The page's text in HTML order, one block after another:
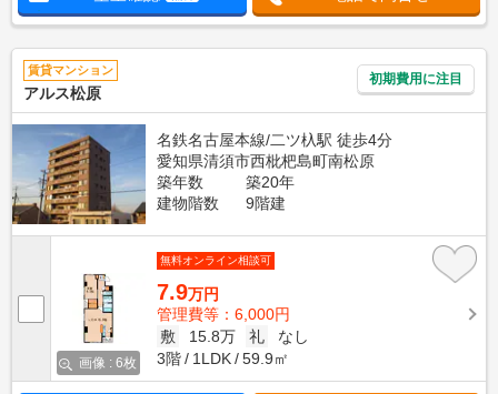
賃貸マンション
アルス松原
初期費用に注目
名鉄名古屋本線/二ツ杁駅 徒歩4分
愛知県清須市西枇杷島町南松原
築年数
築20年
建物階数
9階建
画像 : 6枚
無料オンライン相談可
7.9万円
管理費等：6,000円
敷
15.8万 礼
なし
3階
1LDK 59.9㎡